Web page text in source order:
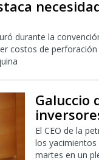
durante la
costos de
Galuccio
El CEO de la
los yacimientos
martes en un